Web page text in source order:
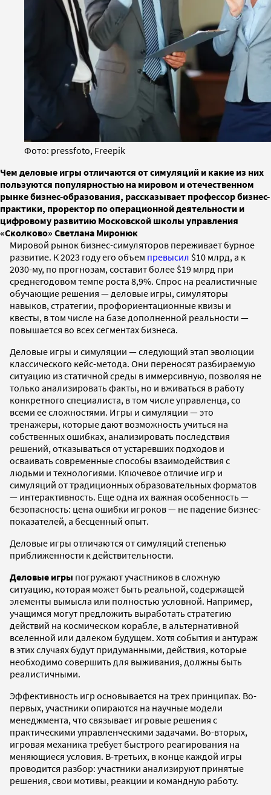
Фото: pressfoto, Freepik
Чем деловые игры отличаются от симуляций и какие из них
пользуются популярностью на мировом и отечественном
рынке бизнес-образования, рассказывает профессор бизнес-
практики, проректор по операционной деятельности и
цифровому развитию Московской школы управления
«Сколково» Светлана Миронюк
Мировой рынок бизнес-симуляторов переживает бурное
развитие. К 2023 году его объем превысил $10 млрд, а к
2030-му, по прогнозам, составит более $19 млрд при
среднегодовом темпе роста 8,9%. Спрос на реалистичные
обучающие решения — деловые игры, симуляторы
навыков, стратегии, профориентационные квизы и
квесты, в том числе на базе дополненной реальности —
повышается во всех сегментах бизнеса.
Деловые игры и симуляции — следующий этап эволюции
классического кейс-метода. Они переносят разбираемую
ситуацию из статичной среды в иммерсивную, позволяя не
только анализировать факты, но и вживаться в работу
конкретного специалиста, в том числе управленца, со
всеми ее сложностями. Игры и симуляции — это
тренажеры, которые дают возможность учиться на
собственных ошибках, анализировать последствия
решений, отказываться от устаревших подходов и
осваивать современные способы взаимодействия с
людьми и технологиями. Ключевое отличие игр и
симуляций от традиционных образовательных форматов
— интерактивность. Еще одна их важная особенность —
безопасность: цена ошибки игроков — не падение бизнес-
показателей, а бесценный опыт.
Деловые игры отличаются от симуляций степенью
приближенности к действительности.
Деловые игры погружают участников в сложную
ситуацию, которая может быть реальной, содержащей
элементы вымысла или полностью условной. Например,
учащимся могут предложить выработать стратегию
действий на космическом корабле, в альтернативной
вселенной или далеком будущем. Хотя события и антураж
в этих случаях будут придуманными, действия, которые
необходимо совершить для выживания, должны быть
реалистичными.
Эффективность игр основывается на трех принципах. Во-
первых, участники опираются на научные модели
менеджмента, что связывает игровые решения с
практическими управленческими задачами. Во-вторых,
игровая механика требует быстрого реагирования на
меняющиеся условия. В-третьих, в конце каждой игры
проводится разбор: участники анализируют принятые
решения, свои мотивы, реакции и командную работу.